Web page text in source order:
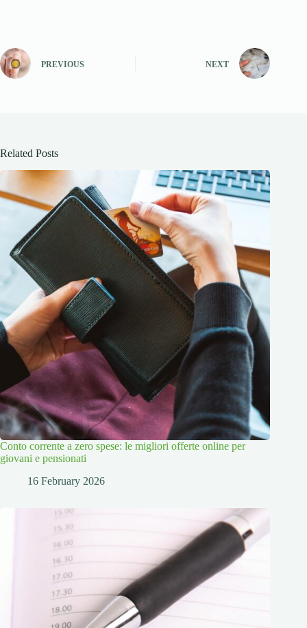
PREVIOUS NEXT
Related Posts
Conto corrente a zero spese: le migliori offerte online per
giovani e pensionati
16 February 2026